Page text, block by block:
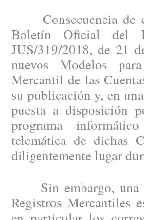
Consecuencia de
Boletín Oficial del
JUS/319/2018, de 21
nuevos Modelos
Mercantil de las
su publicación y, en
puesta a disposición
programa
telemática de dichas
diligentemente lugar
Sin embargo, una
Registros Mercantiles